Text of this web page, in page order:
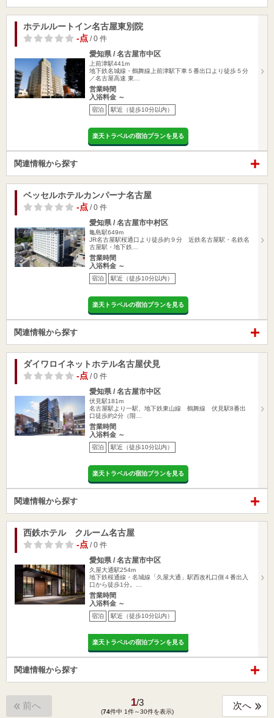
ホテルルートイン名古屋東別院
-点 / 0 件
愛知県 / 名古屋市中区
上前津駅441m
地下鉄名城線・鶴舞線上前津駅下車５番出口より徒歩５分
／名古屋高速 東…
営業時間
入浴料金 ～
宿泊 駅近（徒歩10分以内）
楽天トラベルの宿泊プランを見る
関連情報から探す
ベッセルホテルカンパーナ名古屋
-点 / 0 件
愛知県 / 名古屋市中村区
亀島駅649m
JR名古屋駅桜通口より徒歩約９分 近鉄名古屋駅・名鉄名
古屋駅・地下鉄…
営業時間
入浴料金 ～
宿泊 駅近（徒歩10分以内）
楽天トラベルの宿泊プランを見る
関連情報から探す
ダイワロイネットホテル名古屋伏見
-点 / 0 件
愛知県 / 名古屋市中区
伏見駅181m
名古屋駅より一駅、地下鉄東山線 鶴舞線 伏見駅8番出
口徒歩約2分（階…
営業時間
入浴料金 ～
宿泊 駅近（徒歩10分以内）
楽天トラベルの宿泊プランを見る
関連情報から探す
西鉄ホテル クルーム名古屋
-点 / 0 件
愛知県 / 名古屋市中区
久屋大通駅254m
地下鉄桜通線・名城線「久屋大通」駅西改札口側４番出入
口から徒歩1分。…
営業時間
入浴料金 ～
宿泊 駅近（徒歩10分以内）
楽天トラベルの宿泊プランを見る
関連情報から探す
前へ 1/3
(74件中 1件～30件を表示)
次へ